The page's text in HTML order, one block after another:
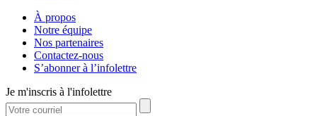
À propos
Notre équipe
Nos partenaires
Contactez-nous
S’abonner à l’infolettre
Je m'inscris à l'infolettre